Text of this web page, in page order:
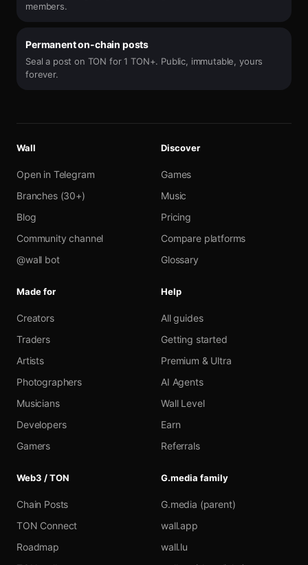
members.
Permanent on-chain posts
Seal a post on TON for 1 TON+. Public, immutable, yours
forever.
Wall
Open in Telegram
Branches (30+)
Blog
Community channel
@wall bot
Discover
Games
Music
Pricing
Compare platforms
Glossary
Made for
Creators
Traders
Artists
Photographers
Musicians
Developers
Gamers
Help
All guides
Getting started
Premium & Ultra
AI Agents
Wall Level
Earn
Referrals
Web3 / TON
Chain Posts
TON Connect
Roadmap
G.media family
G.media (parent)
wall.app
wall.lu